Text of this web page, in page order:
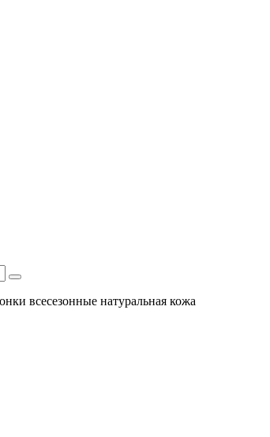
всесезонные натуральная кожа